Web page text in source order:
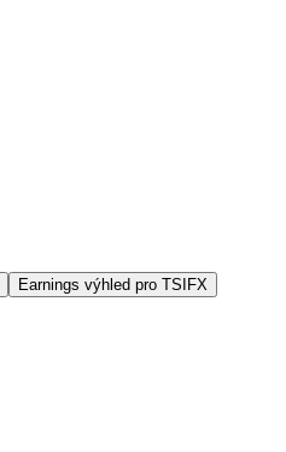
Earnings výhled pro TSIFX